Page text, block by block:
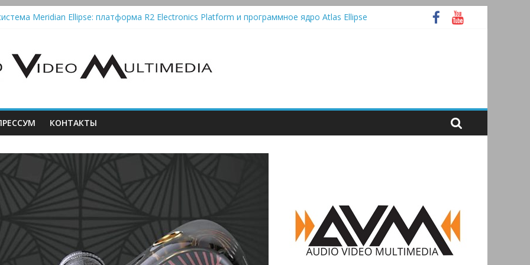
Meridian Ellipse: платформа R2 Electronics Platform и программное ядро Atlas Ellipse
— традиционный виниловый автомат, дополненный Bluetooth
КОНТАКТЫ